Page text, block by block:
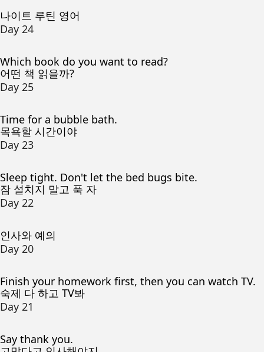
나이트 루틴 영어
Day 24
Which book do you want to read?
어떤 책 읽을까?
Day 25
Time for a bubble bath.
목욕할 시간이야
Day 23
Sleep tight. Don't let the bed bugs bite.
잠 설치지 말고 푹 자
Day 22
인사와 예의
Day 20
Finish your homework first, then you can watch TV.
숙제 다 하고 TV봐
Day 21
Say thank you.